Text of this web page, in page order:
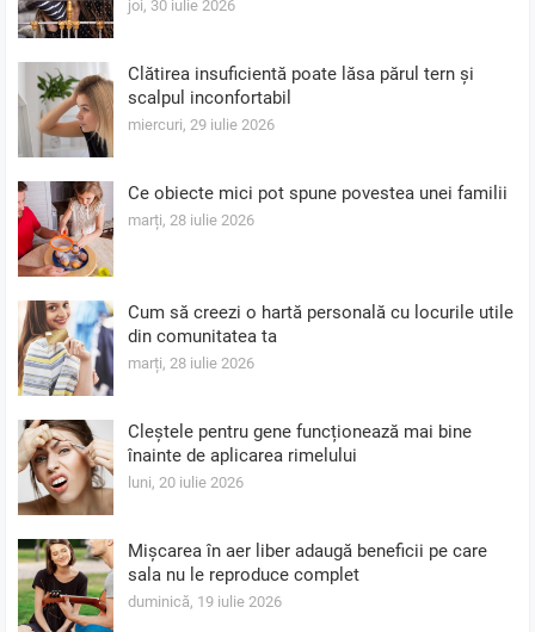
joi, 30 iulie 2026
Clătirea insuficientă poate lăsa părul tern și
scalpul inconfortabil
miercuri, 29 iulie 2026
Ce obiecte mici pot spune povestea unei familii
marți, 28 iulie 2026
Cum să creezi o hartă personală cu locurile utile
din comunitatea ta
marți, 28 iulie 2026
Cleștele pentru gene funcționează mai bine
înainte de aplicarea rimelului
luni, 20 iulie 2026
Mișcarea în aer liber adaugă beneficii pe care
sala nu le reproduce complet
duminică, 19 iulie 2026